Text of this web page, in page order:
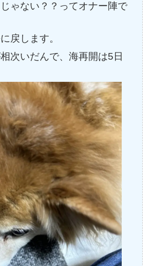
ゃない？？ってオナー陣で
戻します。
次いだんで、海再開は5日